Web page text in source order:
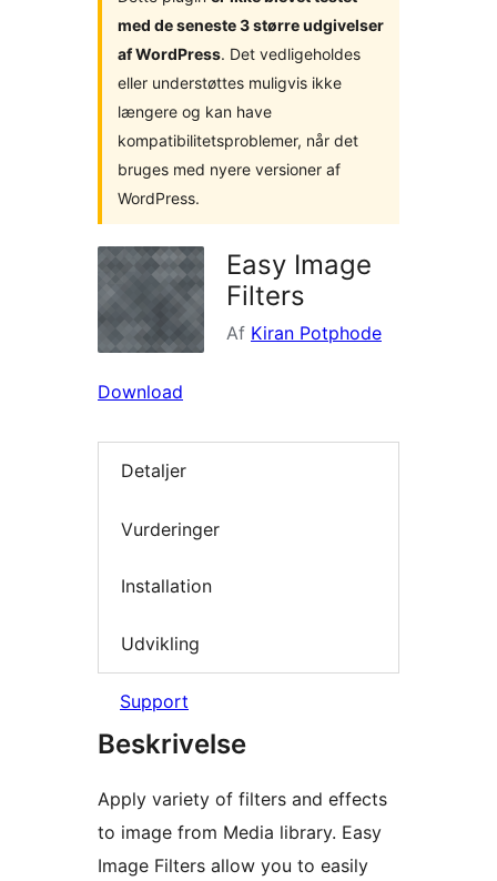
med de seneste 3 større udgivelser
af WordPress. Det vedligeholdes
eller understøttes muligvis ikke
længere og kan have
kompatibilitetsproblemer, når det
bruges med nyere versioner af
WordPress.
Easy Image
Filters
Af Kiran Potphode
Download
Detaljer
Vurderinger
Installation
Udvikling
Support
Beskrivelse
Apply variety of filters and effects
to image from Media library. Easy
Image Filters allow you to easily